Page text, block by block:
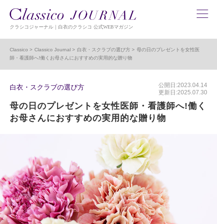
クラシコジャーナル｜白衣のクラシコ 公式WEBマガジン
Classico Classico Journal 白衣・スクラブの選び方
母の日のプレゼントを女性医
師・看護師へ!働くお母さんにおすすめの実用的な贈り物
白衣・スクラブの選び方
公開日:2023.04.14
更新日:2025.07.30
母の日のプレゼントを女性医師・看護師へ!働く
お母さんにおすすめの実用的な贈り物